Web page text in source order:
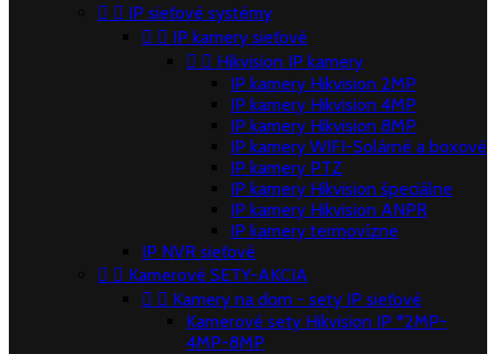
  IP sieťové systémy
  IP kamery sieťové
  Hikvision IP kamery
IP kamery Hikvision 2MP
IP kamery Hikvision 4MP
IP kamery Hikvision 8MP
IP kamery WIFI-Solárné a boxové
IP kamery PTZ
IP kamery Hikvision špeciálne
IP kamery Hikvision ANPR
IP kamery termovízne
IP NVR sieťové
  Kamerové SETY-AKCIA
  Kamery na dom - sety IP sieťové
Kamerové sety Hikvision IP *2MP-
4MP-8MP